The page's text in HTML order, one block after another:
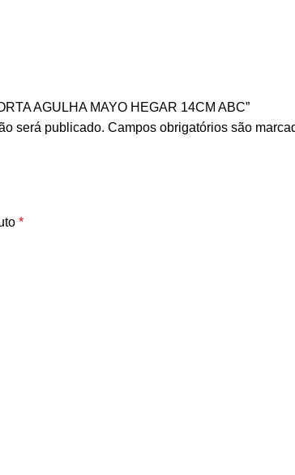
AGULHA MAYO HEGAR 14CM ABC”
será publicado. Campos obrigatórios são
*